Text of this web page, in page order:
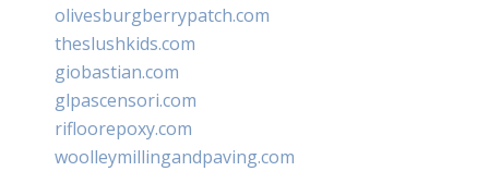
olivesburgberrypatch.com
theslushkids.com
giobastian.com
glpascensori.com
rifloorepoxy.com
woolleymillingandpaving.com